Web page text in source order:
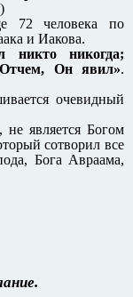
72 человека по
и Иакова.
никто никогда;
Он явил».
очевидный
является Богом
сотворил все
Бога Авраама,